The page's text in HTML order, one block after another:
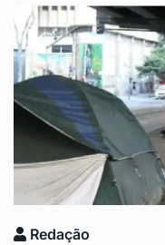
Redação